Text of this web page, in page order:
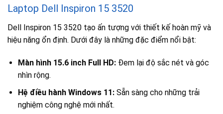
Laptop Dell Inspiron 15 3520
Dell Inspiron 15 3520 tạo ấn tượng với thiết kế hoàn mỹ và
hiệu năng ổn định. Dưới đây là những đặc điểm nổi bật:
Màn hình 15.6 inch Full HD:Đem lại độ sắc nét và góc
nhìn rộng.
Hệ điều hành Windows 11:Sẵn sàng cho những trải
nghiệm công nghệ mới nhất.